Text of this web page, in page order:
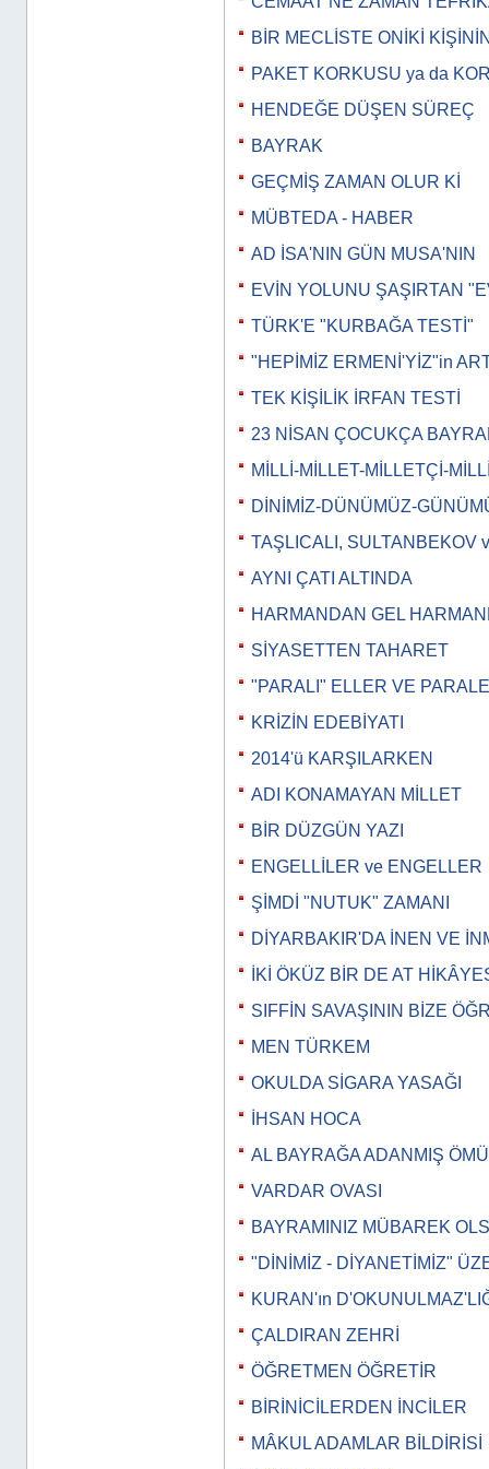
BİR MECLİSTE ONİKİ
PAKET KORKUSU ya da
HENDEĞE DÜŞEN SÜREÇ
BAYRAK
GEÇMİŞ ZAMAN OLUR Kİ
MÜBTEDA - HABER
AD İSA'NIN GÜN MUSA'NIN
EVİN YOLUNU ŞAŞIRTAN
TÜRK'E "KURBAĞA TESTİ"
"HEPİMİZ ERMENİ'YİZ"in
TEK KİŞİLİK İRFAN TESTİ
23 NİSAN ÇOCUKÇA
MİLLİ-MİLLET-MİLLETÇİ-
DİNİMİZ-DÜNÜMÜZ-
TAŞLICALI, SULTANBEKOV
AYNI ÇATI ALTINDA
HARMANDAN GEL
SİYASETTEN TAHARET
"PARALI" ELLER VE
KRİZİN EDEBİYATI
2014'ü KARŞILARKEN
ADI KONAMAYAN MİLLET
BİR DÜZGÜN YAZI
ENGELLİLER ve ENGELLER
ŞİMDİ "NUTUK" ZAMANI
DİYARBAKIR'DA İNEN VE
İKİ ÖKÜZ BİR DE AT
SIFFİN SAVAŞININ BİZE
MEN TÜRKEM
OKULDA SİGARA YASAĞI
İHSAN HOCA
AL BAYRAĞA ADANMIŞ
VARDAR OVASI
BAYRAMINIZ MÜBAREK
"DİNİMİZ - DİYANETİMİZ"
KURAN'ın
ÇALDIRAN ZEHRİ
ÖĞRETMEN ÖĞRETİR
BİRİNİCİLERDEN İNCİLER
MÂKUL ADAMLAR BİLDİRİSİ